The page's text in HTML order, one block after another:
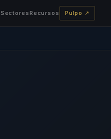
Sectores Recursos Pulpo ↗